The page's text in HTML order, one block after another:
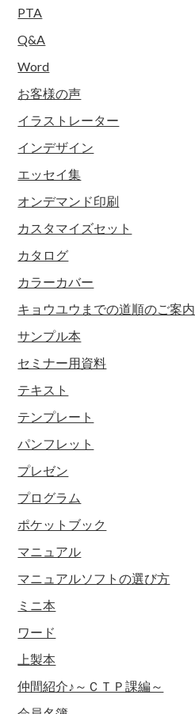
PTA
Q&A
Word
お客様の声
イラストレーター
インデザイン
エッセイ集
オンデマンド印刷
カスタマイズセット
カタログ
カラーカバー
キョウユウまでの道順のご案内
サンプル本
セミナー用資料
テキスト
テンプレート
パンフレット
プレゼン
プログラム
ポケットブック
マニュアル
マニュアルソフトの選び方
ミニ本
ワード
上製本
仲間紹介♪～ＣＴＰ課編～